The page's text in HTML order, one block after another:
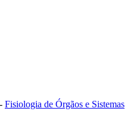
- Fisiologia de Órgãos e Sistemas